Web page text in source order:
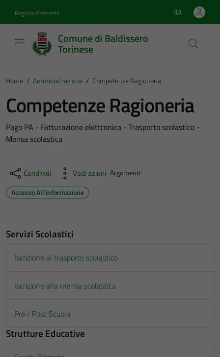
Regione Piemonte Lingua attiva:
ITA
Comune di Baldissero
Torinese
Home / Amministrazione / Competenze Ragioneria
Competenze Ragioneria
Pago PA - Fatturazione elettronica - Trasporto scolastico -
Mensa scolastica
Condividi Vedi azioni Argomenti:
Accesso All'informazione
Servizi Scolastici
Iscrizione al trasporto scolastico
Iscrizione alla mensa scolastica
Pre / Post Scuola
Strutture Educative